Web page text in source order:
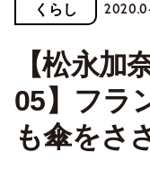
くらし
【松永加
05】フラ
も傘をさ